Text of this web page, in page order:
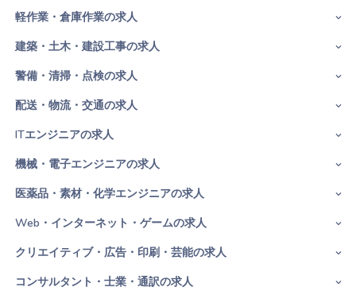
軽作業・倉庫作業の求人
建築・土木・建設工事の求人
警備・清掃・点検の求人
配送・物流・交通の求人
ITエンジニアの求人
機械・電子エンジニアの求人
医薬品・素材・化学エンジニアの求人
Web・インターネット・ゲームの求人
クリエイティブ・広告・印刷・芸能の求人
コンサルタント・士業・通訳の求人